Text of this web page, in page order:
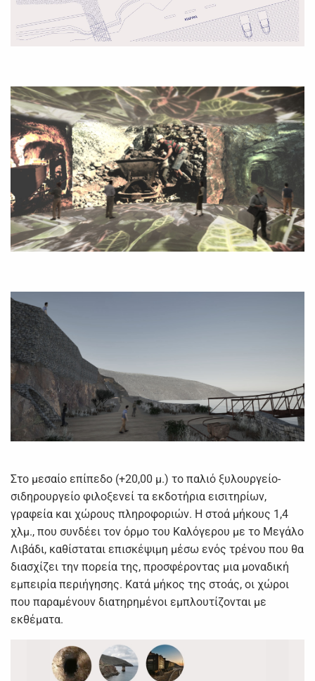
Στο μεσαίο επίπεδο (+20,00 μ.) το παλιό ξυλουργείο-
σιδηρουργείο φιλοξενεί τα εκδοτήρια εισιτηρίων,
γραφεία και χώρους πληροφοριών. Η στοά μήκους 1,4
χλμ., που συνδέει τον όρμο του Καλόγερου με το Μεγάλο
Λιβάδι, καθίσταται επισκέψιμη μέσω ενός τρένου που θα
διασχίζει την πορεία της, προσφέροντας μια μοναδική
εμπειρία περιήγησης. Κατά μήκος της στοάς, οι χώροι
που παραμένουν διατηρημένοι εμπλουτίζονται με
εκθέματα.